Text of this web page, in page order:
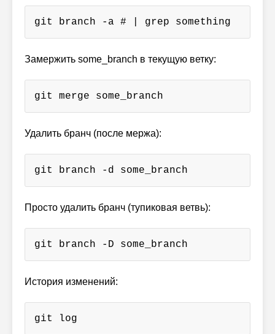
git branch -a # | grep something
Замержить some_branch в текущую ветку:
git merge some_branch
Удалить бранч (после мержа):
git branch -d some_branch
Просто удалить бранч (тупиковая ветвь):
git branch -D some_branch
История изменений:
git log